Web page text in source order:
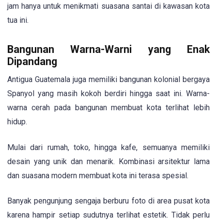
jam hanya untuk menikmati suasana santai di kawasan kota
tua ini.
Bangunan Warna-Warni yang Enak
Dipandang
Antigua Guatemala juga memiliki bangunan kolonial bergaya
Spanyol yang masih kokoh berdiri hingga saat ini. Warna-
warna cerah pada bangunan membuat kota terlihat lebih
hidup.
Mulai dari rumah, toko, hingga kafe, semuanya memiliki
desain yang unik dan menarik. Kombinasi arsitektur lama
dan suasana modern membuat kota ini terasa spesial.
Banyak pengunjung sengaja berburu foto di area pusat kota
karena hampir setiap sudutnya terlihat estetik. Tidak perlu